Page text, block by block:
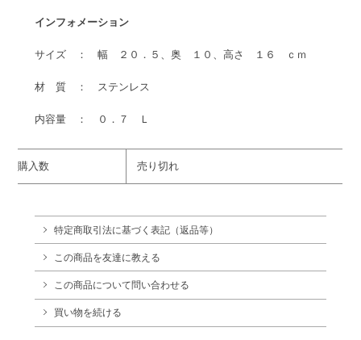
インフォメーション
サイズ ： 幅 ２０．５、奥 １０、高さ １６ ｃｍ
材 質 ： ステンレス
内容量 ： ０．７ Ｌ
購入数 売り切れ
特定商取引法に基づく表記（返品等）
この商品を友達に教える
この商品について問い合わせる
買い物を続ける